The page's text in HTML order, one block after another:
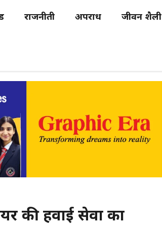
राजनीती अपराध जीवन शैली
की हवाई सेवा का